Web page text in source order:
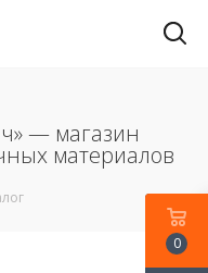
— магазин
материалов
0